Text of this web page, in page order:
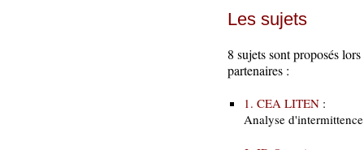
Les sujets
8 sujets sont proposés
partenaires :
1. CEA LITEN :
Analyse